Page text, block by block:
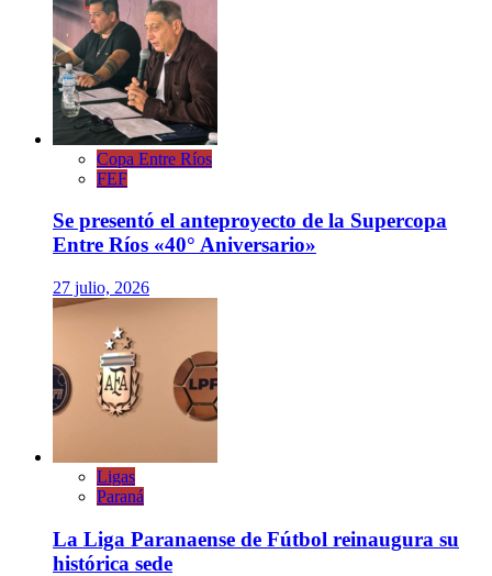
Copa Entre Ríos
FEF
Se presentó el anteproyecto de la Supercopa
Entre Ríos «40° Aniversario»
27 julio, 2026
Ligas
Paraná
La Liga Paranaense de Fútbol reinaugura su
histórica sede